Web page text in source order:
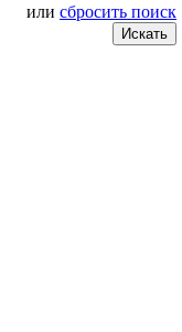
или сбросить поиск